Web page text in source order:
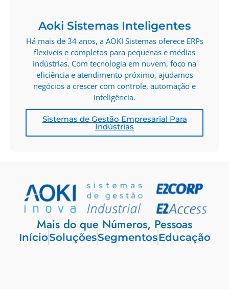
Aoki Sistemas Inteligentes
Há mais de 34 anos, a AOKI Sistemas oferece ERPs
flexíveis e completos para pequenas e médias
indústrias. Com tecnologia em nuvem, foco na
eficiência e atendimento próximo, ajudamos
negócios a crescer com controle, automação e
inteligência.
Sistemas de Gestão Empresarial Para
Indústrias
Mais do que Números, Pessoas
InícioSoluçõesSegmentosEducação